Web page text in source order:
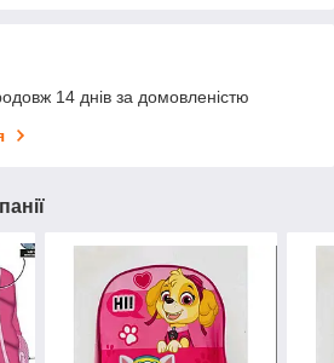
14 днів за домовленістю